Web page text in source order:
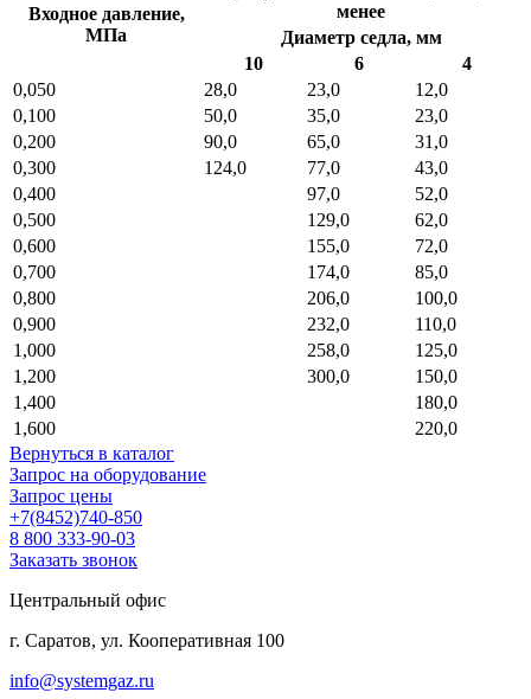
Входное давление,
МПа
менее
Диаметр седла, мм
10
6
4
0,050
28,0 23,0
12,0
0,100
50,0 35,0
23,0
0,200
90,0 65,0
31,0
0,300
124,0 77,0
43,0
0,400
97,0
52,0
0,500
129,0
62,0
0,600
155,0
72,0
0,700
174,0
85,0
0,800
206,0
100,0
0,900
232,0
110,0
1,000
258,0
125,0
1,200
300,0
150,0
1,400
180,0
1,600
220,0
Вернуться в каталог
Запрос на оборудование
Запрос цены
+7(8452)740-850
8 800 333-90-03
Заказать звонок
Центральный офис
г. Саратов, ул. Кооперативная 100
info@systemgaz.ru